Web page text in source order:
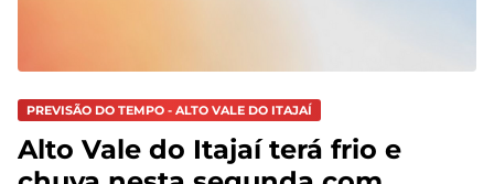
PREVISÃO DO TEMPO - ALTO VALE DO ITAJAÍ
Alto Vale do Itajaí terá frio e